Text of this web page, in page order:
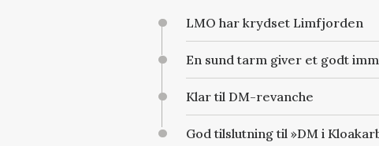
LMO har krydset Limfjorden
En sund tarm giver et godt
Klar til DM-revanche
God tilslutning til »DM i